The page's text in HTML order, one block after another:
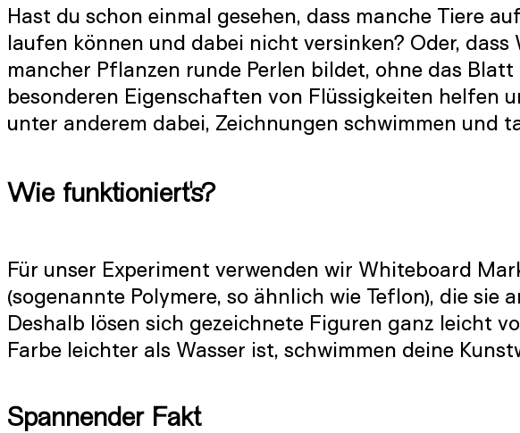
Hast du schon einmal gesehen, dass manche Tiere
laufen können und dabei nicht versinken? Oder,
mancher Pflanzen runde Perlen bildet, ohne das Blatt
besonderen Eigenschaften von Flüssigkeiten helfen
unter anderem dabei, Zeichnungen schwimmen und
Wie funktioniert's?
Für unser Experiment verwenden wir Whiteboard
(sogenannte Polymere, so ähnlich wie Teflon), die
Deshalb lösen sich gezeichnete Figuren ganz leicht
Farbe leichter als Wasser ist, schwimmen deine
Spannender Fakt